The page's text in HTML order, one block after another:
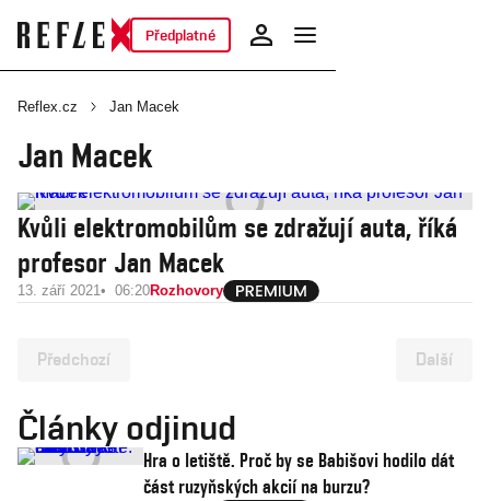
Předplatné
Reflex.cz Jan Macek
Jan Macek
Kvůli elektromobilům se zdražují auta, říká
profesor Jan Macek
13. září 2021 06:20Rozhovory
Předchozí Další
Články odjinud
Hra o letiště. Proč by se Babišovi hodilo dát
část ruzyňských akcií na burzu?